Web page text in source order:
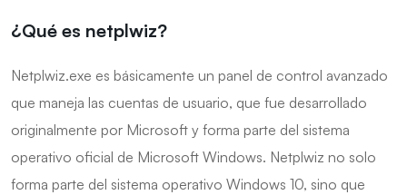
¿Qué es netplwiz?
Netplwiz.exe es básicamente un panel de control avanzado
que maneja las cuentas de usuario, que fue desarrollado
originalmente por Microsoft y forma parte del sistema
operativo oficial de Microsoft Windows. Netplwiz no solo
forma parte del sistema operativo Windows 10, sino que